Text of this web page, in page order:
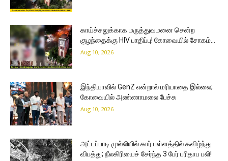
காய்ச்சலுக்காக மருத்துவமனை சென்ற
குழந்தைக்கு HIV பாதிப்பு! கோவையில் சோகம்…
Aug 10, 2026
இந்தியாவில் GenZ என்றால் மரியாதை இல்லை;
கோவையில் அண்ணாமலை பேச்சு
Aug 10, 2026
அட்டப்பாடி முல்லியில் கார் பள்ளத்தில் கவிழ்ந்து
விபத்து; நீலகிரியைச் சேர்ந்த 3 பேர் பரிதாப பலி!